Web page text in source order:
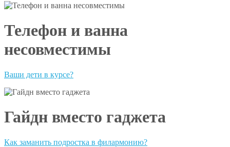
Телефон и ванна
несовместимы
Ваши дети в курсе?
Гайдн вместо гаджета
Как заманить подростка в филармонию?